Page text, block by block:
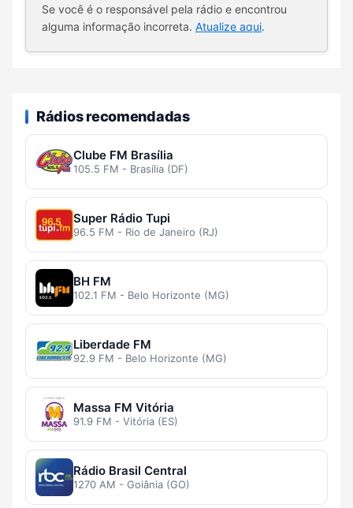
Se você é o responsável pela rádio e encontrou
alguma informação incorreta. Atualize aqui.
Rádios recomendadas
Clube FM Brasília
105.5 FM - Brasília (DF)
Super Rádio Tupi
96.5 FM - Rio de Janeiro (RJ)
BH FM
102.1 FM - Belo Horizonte (MG)
Liberdade FM
92.9 FM - Belo Horizonte (MG)
Massa FM Vitória
91.9 FM - Vitória (ES)
Rádio Brasil Central
1270 AM - Goiânia (GO)